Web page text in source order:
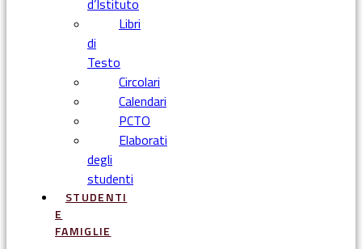
d’Istituto
Libri
di
Testo
Circolari
Calendari
PCTO
Elaborati
degli
studenti
STUDENTI
E
FAMIGLIE